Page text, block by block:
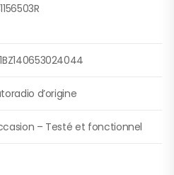
d’origine
– Testé et fonctionnel